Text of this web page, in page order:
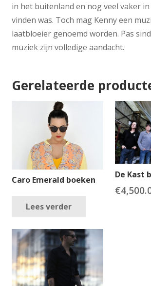
in het buitenland en nog veel vaker
vinden was. Toch mag Kenny een
laatbloeier genoemd worden. Pas
muziek zijn volledige aandacht.
Gerelateerde
Caro Emerald boeken
Lees verder
De Kast
€